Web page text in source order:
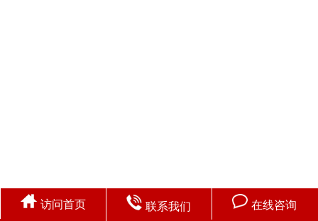
访问首页 联系我们 在线咨询